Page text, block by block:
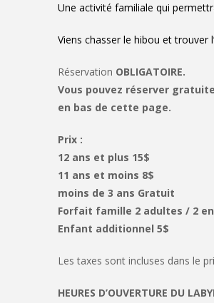
Une activité familiale qui
Viens chasser le hibou et trouver
Réservation OBLIGATOIRE.
Vous pouvez réserver
en bas de cette page.
Prix :
12 ans et plus 15$
11 ans et moins 8$
moins de 3 ans Gratuit
Forfait famille 2 adultes / 2
Enfant additionnel 5$
Les taxes sont incluses dans le
HEURES D’OUVERTURE DU